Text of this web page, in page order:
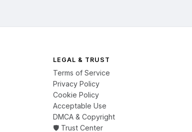
LEGAL & TRUST
Terms of Service
Privacy Policy
Cookie Policy
Acceptable Use
DMCA & Copyright
🛡️ Trust Center